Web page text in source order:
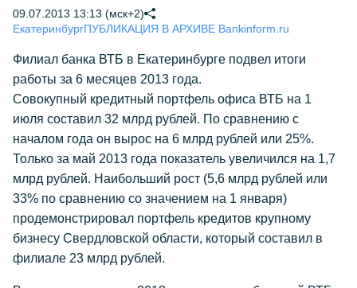
09.07.2013 13:13 (мск+2)
ЕкатеринбургПУБЛИКАЦИЯ В АРХИВЕ Bankinform.ru
Филиал банка ВТБ в Екатеринбурге подвел итоги
работы за 6 месяцев 2013 года.
Совокупный кредитный портфель офиса ВТБ на 1
июля составил 32 млрд рублей. По сравнению с
началом года он вырос на 6 млрд рублей или 25%.
Только за май 2013 года показатель увеличился на 1,7
млрд рублей. Наибольший рост (5,6 млрд рублей или
33% по сравнению со значением на 1 января)
продемонстрировал портфель кредитов крупному
бизнесу Свердловской области, который составил в
филиале 23 млрд рублей.